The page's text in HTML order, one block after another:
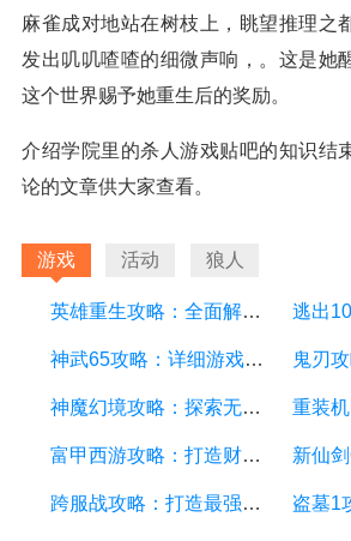
麻雀成对地站在树枝上，眺望推理之
发出叽叽喳喳的细微声响，。这是她
这个世界赐予她重生后的奖励。
介绍学院里的杀人游戏贴吧的知识结
论的文章供大家查看。
游戏 活动 狼人
英雄重生攻略：全面解析游戏中的技巧和策略
神武65攻略：详细游戏攻略方面的描述
神魔幻境攻略：探索无尽的魔幻世界，成为顶尖玩家
富甲西游攻略：打造财富王国的终极指南
跨服战攻略：打造最强战队，征服多个服务器